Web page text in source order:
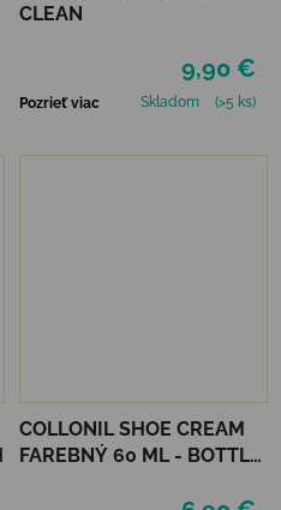
CLEAN
9,90 €
Pozrieť viac Skladom (>5 ks)
COLLONIL SHOE CREAM
FAREBNÝ 60 ML - BOTTLE